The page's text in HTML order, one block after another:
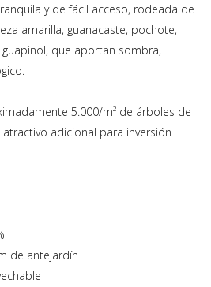
y de fácil acceso, rodeada de
amarilla, guanacaste, pochote,
que aportan sombra,
5.000/m² de árboles de
adicional para inversión
de antejardín